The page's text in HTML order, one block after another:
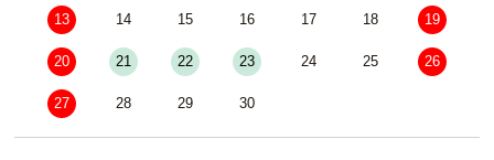
13 14 15 16 17 18 19
20 21 22 23 24 25 26
27 28 29 30